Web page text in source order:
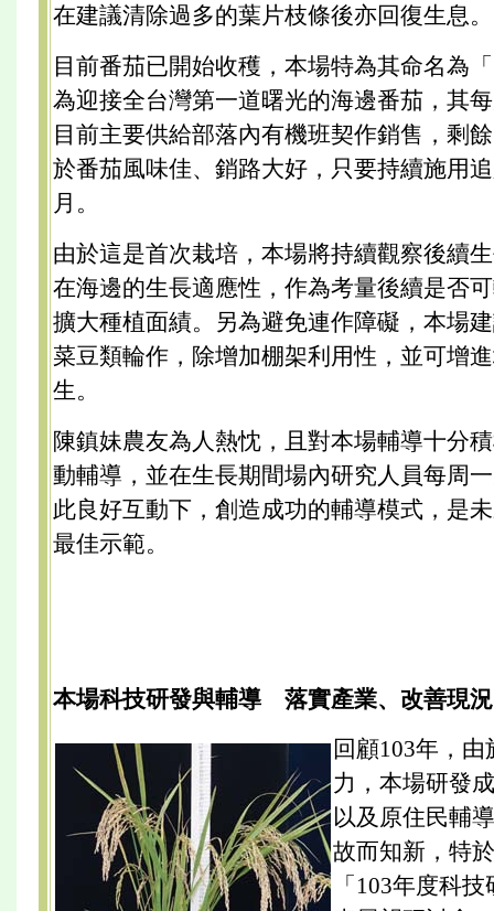
在建議清除過多的葉片枝條後亦回復生息。
目前番茄已開始收穫，本場特為其命名為
為迎接全台灣第一道曙光的海邊番茄，其
目前主要供給部落內有機班契作銷售，剩
於番茄風味佳、銷路大好，只要持續施用
月。
由於這是首次栽培，本場將持續觀察後續
在海邊的生長適應性，作為考量後續是否
擴大種植面績。另為避免連作障礙，本場
菜豆類輪作，除增加棚架利用性，並可增
生。
陳鎮妹農友為人熱忱，且對本場輔導十分
動輔導，並在生長期間場內研究人員每周
此良好互動下，創造成功的輔導模式，是
最佳示範。
本場科技研發與輔導 落實產業、改善現況
回顧103年，
力，本場研發
以及原住民輔
故而知新，特
「103年度科